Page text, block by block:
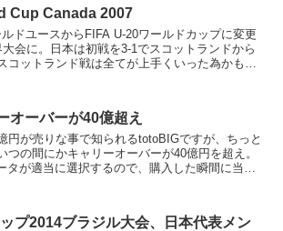
Cup Canada 2007
ドユースからFIFA U-20ワールドカップに変更
会に。日本は初戦を3-1でスコットランドから
コットランド戦は全てが上手くいった為かもし
オーバーが40億超え
円が売りな事で知られるtotoBIGですが、ちっと
つの間にかキャリーオーバーが40億円を超え。
タが適当に選択するので、購入した瞬間に当た
プ2014ブラジル大会、日本代表メン